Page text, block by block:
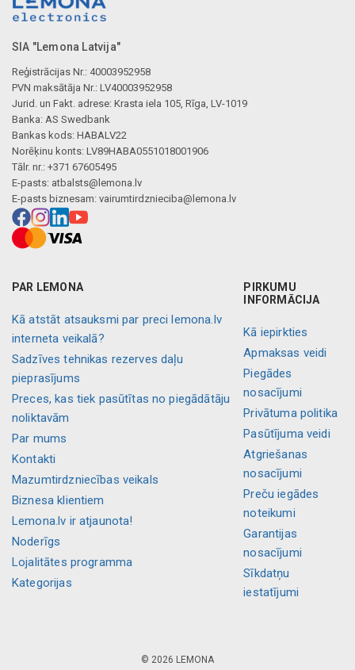
SIA "Lemona Latvija"
Reģistrācijas Nr.: 40003952958
PVN maksātāja Nr.: LV40003952958
Jurid. un Fakt. adrese: Krasta iela 105, Rīga, LV-1019
Banka: AS Swedbank
Bankas kods: HABALV22
Norēķinu konts: LV89HABA0551018001906
Tālr. nr.: +371 67605495
E-pasts: atbalsts@lemona.lv
E-pasts biznesam: vairumtirdznieciba@lemona.lv
PAR LEMONA
Kā atstāt atsauksmi par preci lemona.lv
interneta veikalā?
Sadzīves tehnikas rezerves daļu
pieprasījums
Preces, kas tiek pasūtītas no piegādātāju
noliktavām
Par mums
Kontakti
Mazumtirdzniecības veikals
Biznesa klientiem
Lemona.lv ir atjaunota!
Noderīgs
Lojalitātes programma
Kategorijas
PIRKUMU
INFORMĀCIJA
Kā iepirkties
Apmaksas veidi
Piegādes
nosacījumi
Privātuma politika
Pasūtījuma veidi
Atgriešanas
nosacījumi
Preču iegādes
noteikumi
Garantijas
nosacījumi
Sīkdatņu
iestatījumi
© 2026 LEMONA